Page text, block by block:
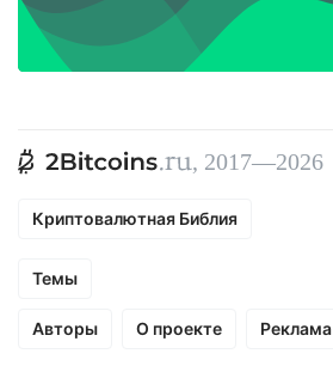
, 2017—2026
Криптовалютная Библия
Темы
Авторы О проекте Реклама